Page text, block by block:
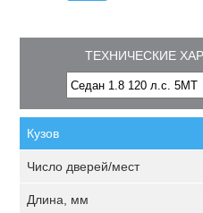
ТЕХНИЧЕСКИЕ
Кузов
Число дверей/мест
Длина, мм